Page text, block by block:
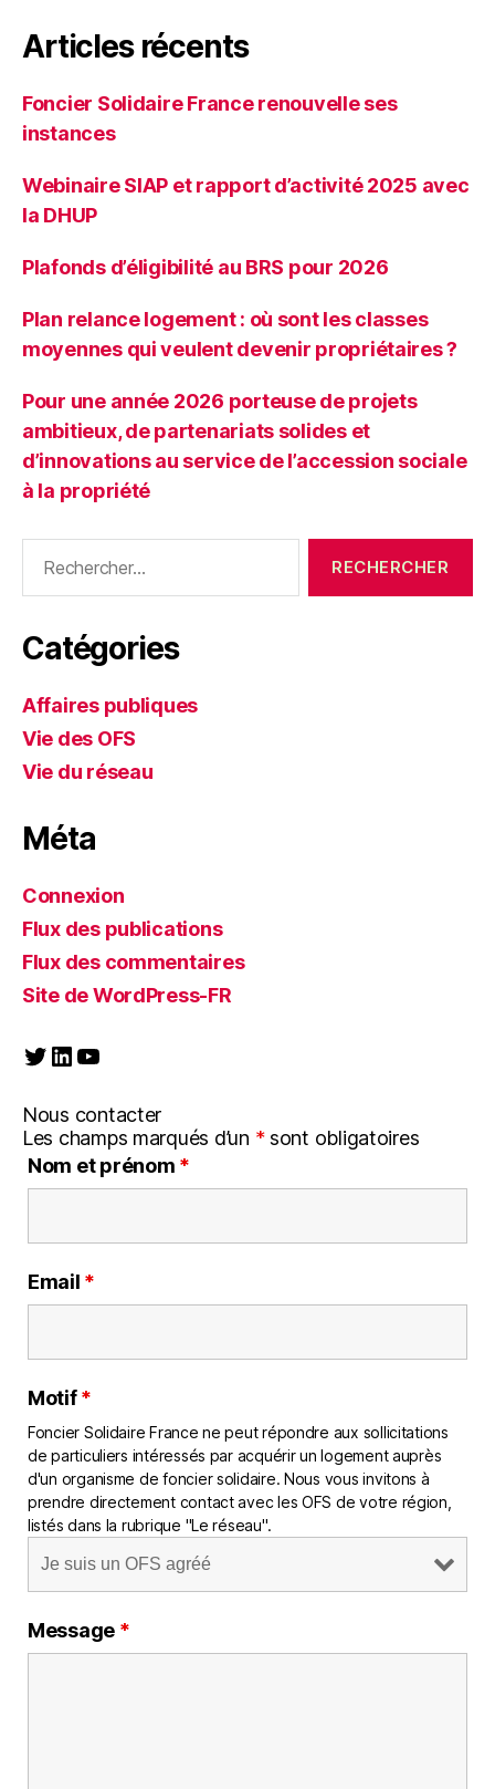
Articles récents
Foncier Solidaire France renouvelle ses
instances
Webinaire SIAP et rapport d’activité 2025 avec
la DHUP
Plafonds d’éligibilité au BRS pour 2026
Plan relance logement : où sont les classes
moyennes qui veulent devenir propriétaires ?
Pour une année 2026 porteuse de projets
ambitieux, de partenariats solides et
d’innovations au service de l’accession sociale
à la propriété
Catégories
Affaires publiques
Vie des OFS
Vie du réseau
Méta
Connexion
Flux des publications
Flux des commentaires
Site de WordPress-FR
Twitter
LinkedIn
YouTube
Nous contacter
Les champs marqués d’un *sont obligatoires
Nom et prénom *
Email *
Motif*
Foncier Solidaire France ne peut répondre aux sollicitations
de particuliers intéressés par acquérir un logement auprès
d'un organisme de foncier solidaire. Nous vous invitons à
prendre directement contact avec les OFS de votre région,
listés dans la rubrique "Le réseau".
Message *